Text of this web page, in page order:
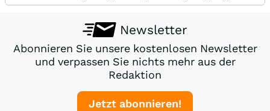
Newsletter
Abonnieren Sie unsere kostenlosen Newsletter
und verpassen Sie nichts mehr aus der
Redaktion
Jetzt abonnieren!